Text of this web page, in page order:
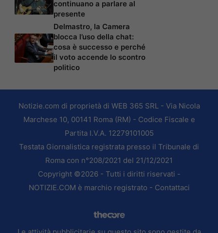
continuano a parlare al
presente
Delmastro, la Camera
blocca l’uso della chat:
cosa è successo e perché
il voto accende lo scontro
politico
Notizie.com di proprietà di WEB 365 SRL - Via Nicola
Marchese 10, 00141 Roma (RM) - Codice Fiscale e
Partita I.V.A. 12279101005
Testata Giornalistica registrata presso il Tribunale di
Roma con n°208/2021 del 21/12/2021
Copyright ©2026 - Tutti i diritti riservati -
NOTIZIE.COM è marchio registrato - Contattaci